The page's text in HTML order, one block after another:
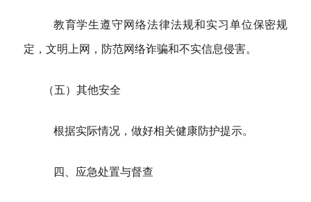
教育学生遵守网络法律法规和实习单位保密规
定，文明上网，防范网络诈骗和不实信息侵害。
（五）其他安全
根据实际情况，做好相关健康防护提示。
四、应急处置与督查